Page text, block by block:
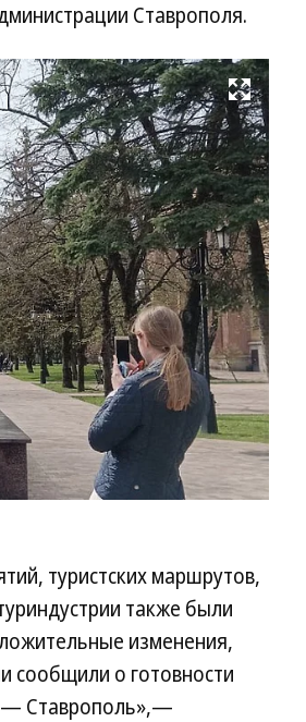
Ставрополя.
Развернуть на весь экран
туристских маршрутов,
также были
изменения,
сообщили о готовности
— Ставрополь»,—